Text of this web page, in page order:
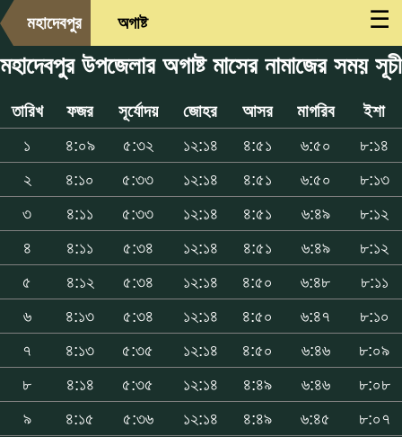
☰
মহাদেবপুর অগাষ্ট
মহাদেবপুর উপজেলার অগাষ্ট মাসের নামাজের সময় সূচী
তারিখ ফজর সূর্যোদয় জোহর আসর মাগরিব
ইশা
১
৪:০৯ ৫:৩২ ১২:১৪ ৪:৫১ ৬:৫০
৮:১৪
২
৪:১০ ৫:৩৩ ১২:১৪ ৪:৫১ ৬:৫০
৮:১৩
৩
৪:১১ ৫:৩৩ ১২:১৪ ৪:৫১ ৬:৪৯
৮:১২
৪
৪:১১ ৫:৩৪ ১২:১৪ ৪:৫১ ৬:৪৯
৮:১২
৫
৪:১২ ৫:৩৪ ১২:১৪ ৪:৫০ ৬:৪৮
৮:১১
৬
৪:১৩ ৫:৩৪ ১২:১৪ ৪:৫০ ৬:৪৭
৮:১০
৭
৪:১৩ ৫:৩৫ ১২:১৪ ৪:৫০ ৬:৪৬
৮:০৯
৮
৪:১৪ ৫:৩৫ ১২:১৪ ৪:৪৯ ৬:৪৬
৮:০৮
৯
৪:১৫ ৫:৩৬ ১২:১৪ ৪:৪৯ ৬:৪৫
৮:০৭